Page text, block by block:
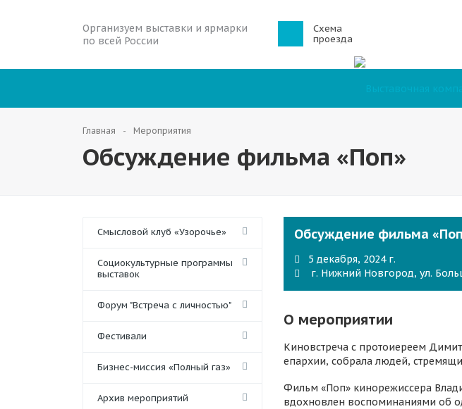
Организуем выставки и ярмарки
по всей России
Схема
проезда
Главная Мероприятия
Обсуждение фильма «Поп»
Смысловой клуб «Узорочье»
Социокультурные программы
выставок
Форум "Встреча с личностью"
Фестивали
Бизнес-миссия «Полный газ»
Архив мероприятий
Обсуждение фильма
5 декабря, 2024 г.
г. Нижний Новгород, ул.
О мероприятии
️Киновстреча с протоиереем
епархии, собрала людей,
Фильм «Поп» кинорежиссера
вдохновлен воспоминаниями об